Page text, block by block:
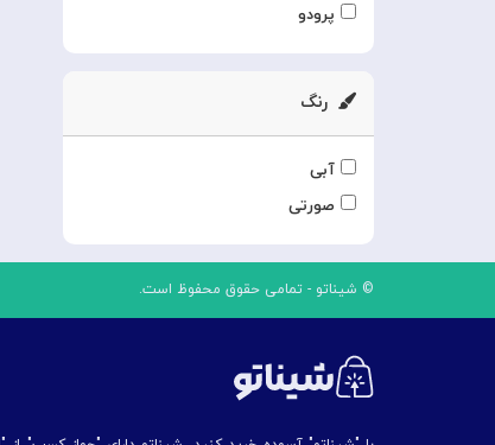
پرودو
رنگ
آبی
صورتی
© شیناتو - تمامی حقوق محفوظ است.